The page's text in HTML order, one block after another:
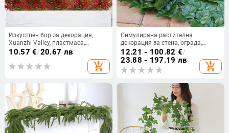
Изкуствен бор за декорация,
Xuanzhi Valley, пластмаса,
инжекционно формоване, вид
28027028813, за сватби, открити
пространства и домашен декор
10.57 €/20.67 лв
add_shopping_cart
Симулирана растителна
декорация за стена, ограда,
листа за ограда, балкон,
блокиране, изкуствени цветя,
таван, градина, ограда за двор,
зелени растения
12.21 - 100.82 €/
23.88 - 197.19 лв
add_shopping_cart